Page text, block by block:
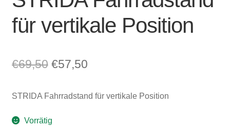
für vertikale Position
€69,50 Ursprünglicher
war:
€69,50
€57,50Aktueller
ist:
STRIDA Fahrradstand für vertikale Position
Vorrätig